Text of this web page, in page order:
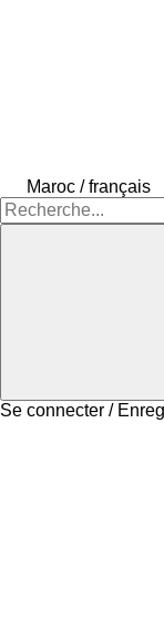
Maroc / français
Se connecter /